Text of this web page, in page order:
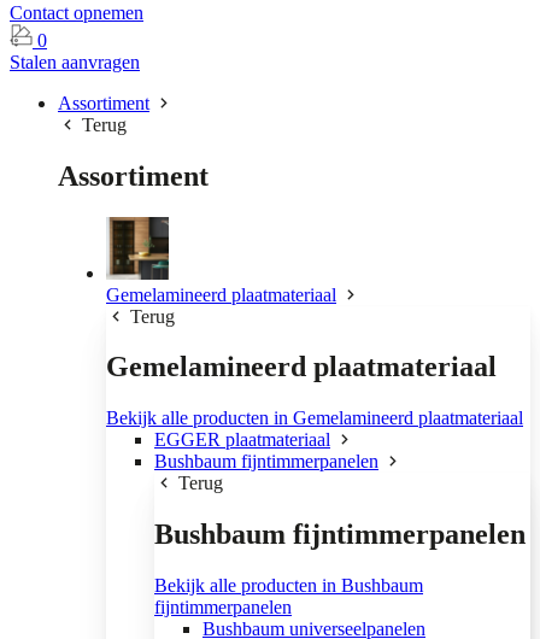
Contact opnemen
0
Stalen aanvragen
Assortiment
Terug
Assortiment
Gemelamineerd plaatmateriaal
Terug
Gemelamineerd plaatmateriaal
Bekijk alle producten in Gemelamineerd plaatmateriaal
EGGER plaatmateriaal
Bushbaum fijntimmerpanelen
Terug
Bushbaum fijntimmerpanelen
Bekijk alle producten in Bushbaum
fijntimmerpanelen
Bushbaum universeelpanelen